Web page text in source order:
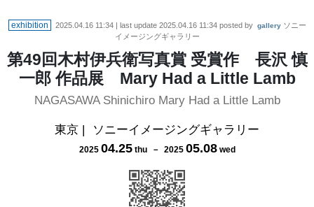
exhibition 2025.04.16 11:34| last update 2025.04.16 11:34posted by gallery ソニー
イメージングギャラリー
第49回木村伊兵衛写真賞 受賞作 長沢 慎
一郎 作品展 Mary Had a Little Lamb
NAGASAWA Shinichiro Mary Had a Little Lamb
東京 | ソニーイメージングギャラリー
2025 04.25 thu－ 2025 05.08 wed